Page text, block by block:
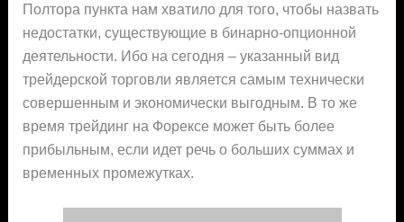
Полтора пункта нам хватило для того, чтобы назвать
недостатки, существующие в бинарно-опционной
деятельности. Ибо на сегодня – указанный вид
трейдерской торговли является самым технически
совершенным и экономически выгодным. В то же
время трейдинг на Форексе может быть более
прибыльным, если идет речь о больших суммах и
временных промежутках.